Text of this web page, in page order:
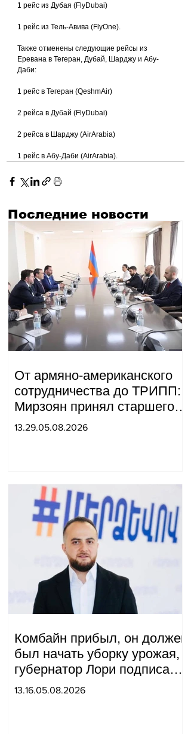
1 рейс из Дубая (FlyDubai)
1 рейс из Тель-Авива (FlyOne).
Также отменены следующие рейсы из
Еревана в Тегеран, Дубай, Шарджу и Абу-
Даби:
1 рейс в Тегеран (QeshmAir)
2 рейса в Дубай (FlyDubai)
2 рейса в Шарджу (AirArabia)
1 рейс в Абу-Даби (AirArabia).
Последние новости
От армяно-американского
сотрудничества до ТРИПП:
Мирзоян принял старшего
советника специального
13.29.05.08.2026
Комбайн прибыл, он должен
был начать уборку урожая,
губернатор Лори подписал
постановление о запрете
13.16.05.08.2026